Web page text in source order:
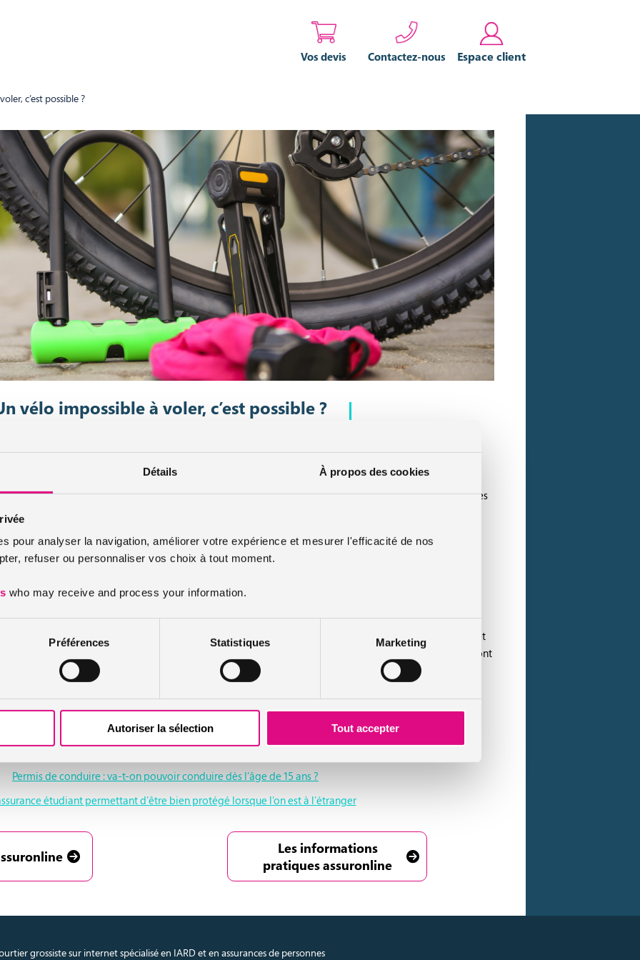
Détails À propos des cookies
pour analyser la navigation, améliorer votre expérience et mesurer l'efficacité de nos
refuser ou personnaliser vos choix à tout moment.
who may receive and process your information.
Préférences Statistiques Marketing
Autoriser la sélection Tout accepter
Vos devis Contactez-nous Espace client
c’est possible ?
vélo impossible à voler, c’est possible ?
des étudiants chiliens
ont pensé le premier vélo impossible à voler. Fatigués de se faire voler leurs deux roues à de nombreuses
vélo sans antivol, ou plutôt de vélo qui se sert lui-même d’antivol.
fait. Le cadre du vélo est en fait un tube qui s’ouvre en deux pour venir s’accrocher au range vélo.
en production
le tube de ce dernier pour pouvoir le voler, ce qui le rend inutilisable. Il n’y a donc plus aucun intérêt
sera a priori vendu 458 euros. Sa production a déjà démarré il y a 2 semaines. Même les roues seront
des écrous qui ne peuvent s’enlever qu’avec une clé spécifique. De quoi rendre les voleurs
Permis de conduire : va-t-on pouvoir conduire dès l’âge de 15 ans ?
étudiant permettant d’être bien protégé lorsque l’on est à l’étranger
Les informations
pratiques assuronline
grossiste sur internet spécialisé en IARD et en assurances de personnes